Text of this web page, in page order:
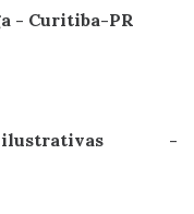
- Curitiba-PR
-